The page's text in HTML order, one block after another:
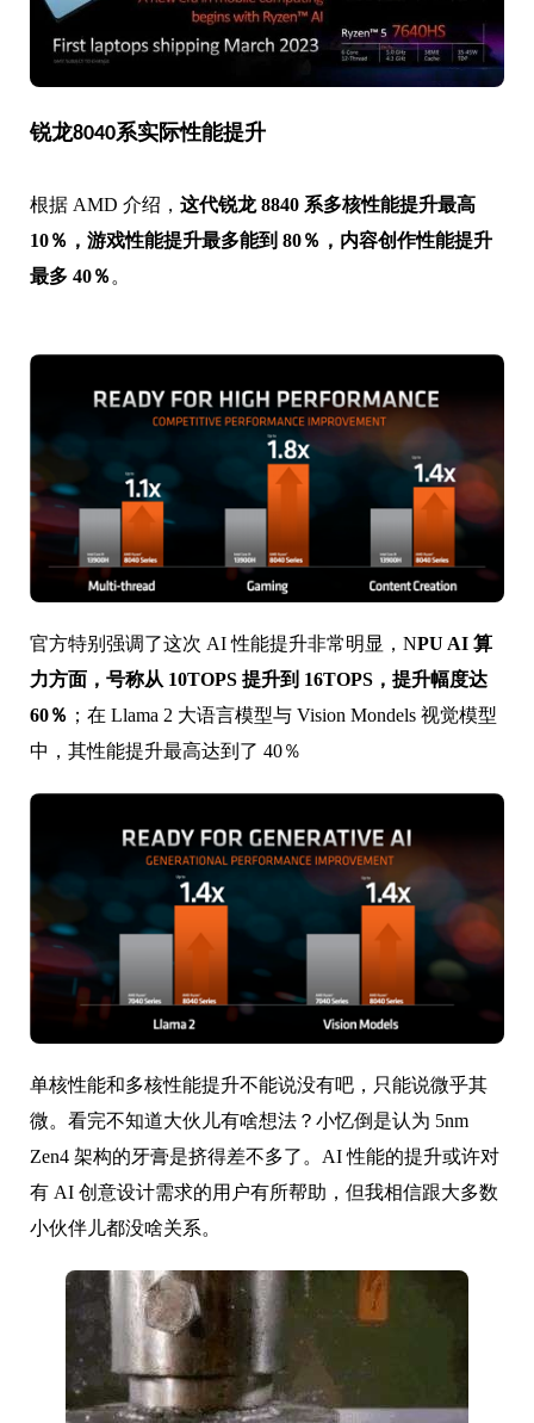
锐龙8040系实际性能提升
根据 AMD 介绍， 这代锐龙 8840 系多核性能提升最高
10％，游戏性能提升最多能到 80％，内容创作性能提升
最多 40％ 。
官方特别强调了这次 AI 性能提升非常明显，NPU AI 算
力方面，号称从 10TOPS 提升到 16TOPS，提升幅度达
60％ ；在 Llama 2 大语言模型与 Vision Mondels 视觉模型
中，其性能提升最高达到了 40％
单核性能和多核性能提升不能说没有吧，只能说微乎其
微。看完不知道大伙儿有啥想法？小忆倒是认为 5nm
Zen4 架构的牙膏是挤得差不多了。AI 性能的提升或许对
有 AI 创意设计需求的用户有所帮助，但我相信跟大多数
小伙伴儿都没啥关系。